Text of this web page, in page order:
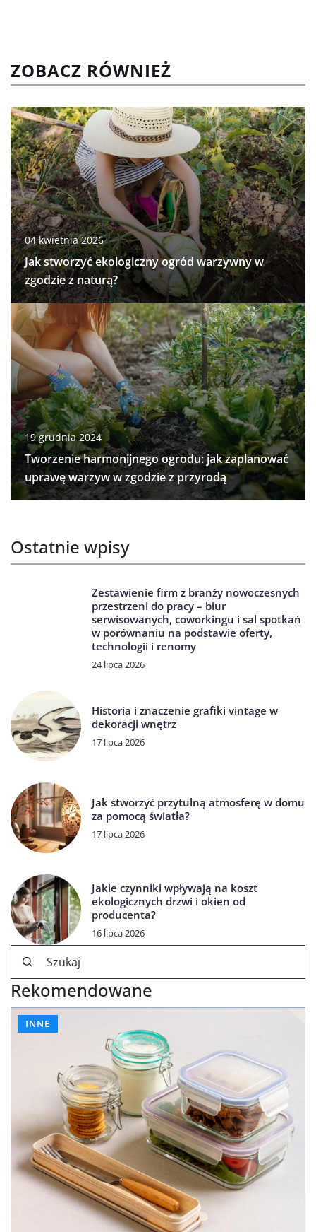
ZOBACZ RÓWNIEŻ
04 kwietnia 2026
Jak stworzyć ekologiczny ogród warzywny w
zgodzie z naturą?
19 grudnia 2024
Tworzenie harmonijnego ogrodu: jak zaplanować
uprawę warzyw w zgodzie z przyrodą
Ostatnie wpisy
Zestawienie firm z branży nowoczesnych
przestrzeni do pracy – biur
serwisowanych, coworkingu i sal spotkań
w porównaniu na podstawie oferty,
technologii i renomy
24 lipca 2026
Historia i znaczenie grafiki vintage w
dekoracji wnętrz
17 lipca 2026
Jak stworzyć przytulną atmosferę w domu
za pomocą światła?
17 lipca 2026
Jakie czynniki wpływają na koszt
ekologicznych drzwi i okien od
producenta?
16 lipca 2026
Rekomendowane
INNE